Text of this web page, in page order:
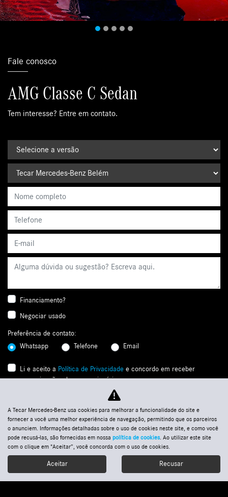
Fale conosco
AMG Classe C Sedan
Tem interesse? Entre em contato.
Financiamento?
Negociar usado
Preferência de contato:
Whatsapp
Telefone Email
Li e aceito a Política de Privacidade e concordo em receber
comunicações da concessionária.
Enviar
revisão
Ofertas Entre em contato
A Tecar Mercedes-Benz usa cookies para melhorar a funcionalidade do site e
fornecer a você uma melhor experiência de navegação, permitindo que os parceiros
o anunciem. Informações detalhadas sobre o uso de cookies neste site, e como você
pode recusá-las, são fornecidas em nossa política de cookies. Ao utilizar este site
com o clique em "Aceitar”, você concorda com o uso de cookies.
Aceitar Recusar